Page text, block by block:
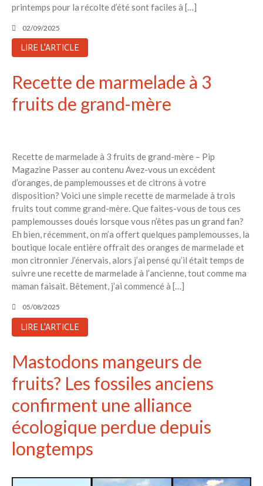
printemps pour la récolte d’été sont faciles à […]
02/09/2025
LIRE L'ARTICLE
Recette de marmelade à 3
fruits de grand-mère
Recette de marmelade à 3 fruits de grand-mère – Pip
Magazine Passer au contenu Avez-vous un excédent
d’oranges, de pamplemousses et de citrons à votre
disposition? Voici une simple recette de marmelade à trois
fruits tout comme grand-mère. Que faites-vous de tous ces
pamplemousses doués lorsque vous n’êtes pas un grand fan?
Eh bien, récemment, on m’a offert quelques pamplemousses, la
boutique locale entière offrait des oranges de marmelade et
mon citronnier J’énervais, alors j’ai pensé qu’il était temps de
suivre une recette de marmelade à l’ancienne, tout comme ma
maman faisait. Bêtement, j’ai commencé à […]
05/08/2025
LIRE L'ARTICLE
Mastodons mangeurs de
fruits? Les fossiles anciens
confirment une alliance
écologique perdue depuis
longtemps